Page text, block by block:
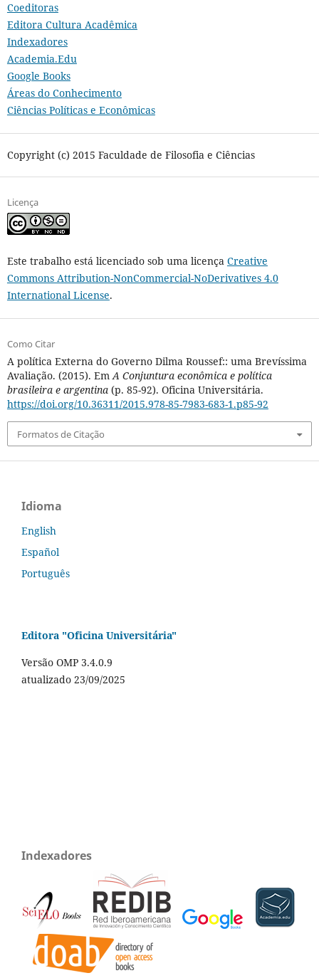
Coeditoras
Editora Cultura Acadêmica
Indexadores
Academia.Edu
Google Books
Áreas do Conhecimento
Ciências Políticas e Econômicas
Copyright (c) 2015 Faculdade de Filosofia e Ciências
Licença
Este trabalho está licenciado sob uma licença Creative
Commons Attribution-NonCommercial-NoDerivatives 4.0
International License.
Como Citar
A política Externa do Governo Dilma Roussef:: uma Brevíssima
Avaliação. (2015). EmA Conjuntura econômica e política
brasileira e argentina(p. 85-92). Oficina Universitária.
https://doi.org/10.36311/2015.978-85-7983-683-1.p85-92
Formatos de Citação
Idioma
English
Español
Português
Editora "Oficina Universitária"
Versão OMP 3.4.0.9
atualizado 23/09/2025
Indexadores